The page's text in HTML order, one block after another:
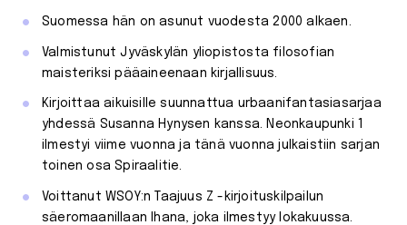
Suomessa hän on asunut vuodesta 2000 alkaen.
Valmistunut Jyväskylän yliopistosta filosofian
maisteriksi pääaineenaan kirjallisuus.
Kirjoittaa aikuisille suunnattua urbaanifantasiasarjaa
yhdessä Susanna Hynysen kanssa. Neonkaupunki 1
ilmestyi viime vuonna ja tänä vuonna julkaistiin sarjan
toinen osa Spiraalitie.
Voittanut WSOY:n Taajuus Z -kirjoituskilpailun
säeromaanillaan Ihana, joka ilmestyy lokakuussa.